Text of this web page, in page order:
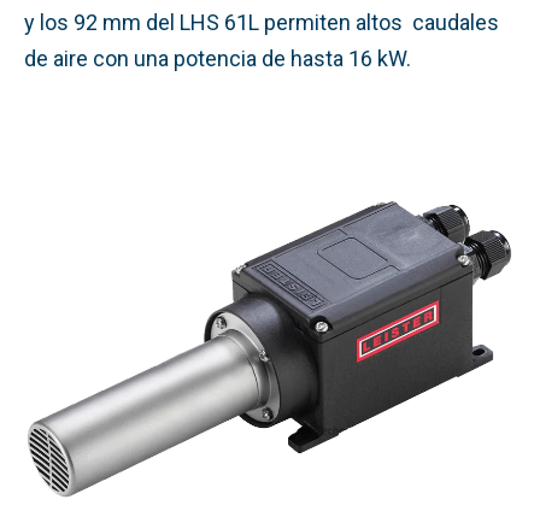
y los 92 mm del LHS 61L permiten altos caudales
de aire con una potencia de hasta 16 kW.